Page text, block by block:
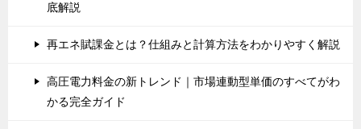
底解説
再エネ賦課金とは？仕組みと計算方法をわかりやすく解説
高圧電力料金の新トレンド｜市場連動型単価のすべてがわ
かる完全ガイド